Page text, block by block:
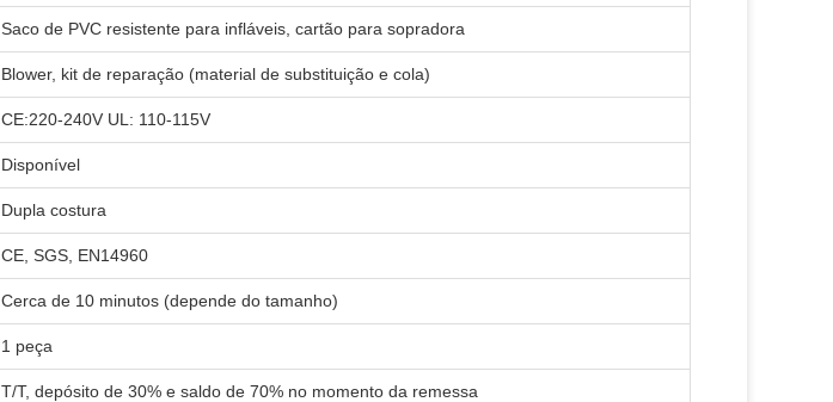
Saco de PVC resistente para infláveis, cartão para sopradora
Blower, kit de reparação (material de substituição e cola)
CE:220-240V UL: 110-115V
Disponível
Dupla costura
CE, SGS, EN14960
Cerca de 10 minutos (depende do tamanho)
1 peça
T/T, depósito de 30% e saldo de 70% no momento da remessa